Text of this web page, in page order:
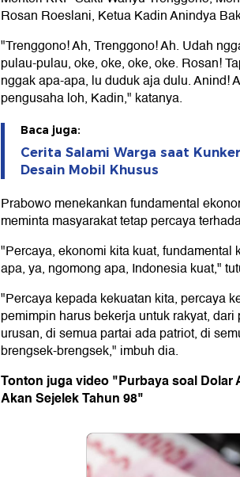
Rosan Roeslani, Ketua Kadin Anindya
"Trenggono! Ah, Trenggono! Ah. Udah
pulau-pulau, oke, oke, oke, oke. Rosan!
nggak apa-apa, lu duduk aja dulu. Anind!
pengusaha loh, Kadin," katanya.
Baca juga:
Cerita Salami Warga saat
Desain Mobil Khusus
Prabowo menekankan fundamental
meminta masyarakat tetap percaya
"Percaya, ekonomi kita kuat, fundamental
apa, ya, ngomong apa, Indonesia kuat,"
"Percaya kepada kekuatan kita, percaya
pemimpin harus bekerja untuk rakyat,
urusan, di semua partai ada patriot, di
brengsek-brengsek," imbuh dia.
Tonton juga video "Purbaya soal Dolar
Akan Sejelek Tahun 98"